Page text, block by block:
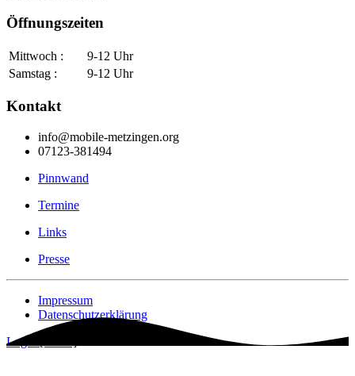
Öffnungszeiten
Mittwoch :
9-12 Uhr
Samstag :
9-12 Uhr
Kontakt
info@mobile-metzingen.org
07123-381494
Pinnwand
Termine
Links
Presse
Impressum
Datenschutzerklärung
Login [Intern]